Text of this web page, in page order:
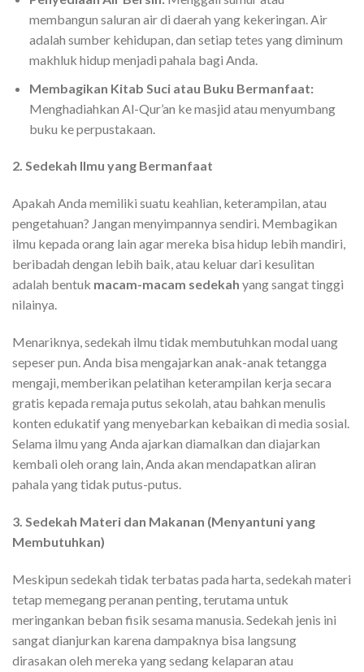
membangun saluran air di daerah yang kekeringan. Air
adalah sumber kehidupan, dan setiap tetes yang diminum
makhluk hidup menjadi pahala bagi Anda.
Membagikan Kitab Suci atau Buku Bermanfaat:
Menghadiahkan Al-Qur’an ke masjid atau menyumbang
buku ke perpustakaan.
2. Sedekah Ilmu yang Bermanfaat
Apakah Anda memiliki suatu keahlian, keterampilan, atau
pengetahuan? Jangan menyimpannya sendiri. Membagikan
ilmu kepada orang lain agar mereka bisa hidup lebih mandiri,
beribadah dengan lebih baik, atau keluar dari kesulitan
adalah bentuk macam-macam sedekah yang sangat tinggi
nilainya.
Menariknya, sedekah ilmu tidak membutuhkan modal uang
sepeser pun. Anda bisa mengajarkan anak-anak tetangga
mengaji, memberikan pelatihan keterampilan kerja secara
gratis kepada remaja putus sekolah, atau bahkan menulis
konten edukatif yang menyebarkan kebaikan di media sosial.
Selama ilmu yang Anda ajarkan diamalkan dan diajarkan
kembali oleh orang lain, Anda akan mendapatkan aliran
pahala yang tidak putus-putus.
3. Sedekah Materi dan Makanan (Menyantuni yang
Membutuhkan)
Meskipun sedekah tidak terbatas pada harta, sedekah materi
tetap memegang peranan penting, terutama untuk
meringankan beban fisik sesama manusia. Sedekah jenis ini
sangat dianjurkan karena dampaknya bisa langsung
dirasakan oleh mereka yang sedang kelaparan atau